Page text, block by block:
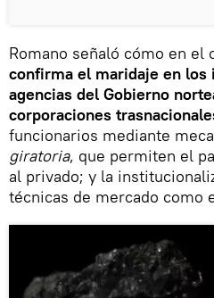
Romano señaló cómo en el
confirma el maridaje en los
agencias del Gobierno
corporaciones
funcionarios mediante
giratoria, que permiten el
al privado; y la
técnicas de mercado como